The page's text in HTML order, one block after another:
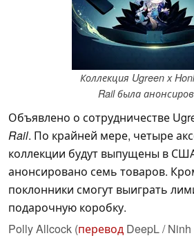
Коллекция Ugreen x
Rail была
Объявлено о сотрудничестве
Rail. По крайней мере, четыре
коллекции будут выпущены в
анонсировано семь товаров.
поклонники смогут выиграть
подарочную коробку.
Polly Allcock (перевод DeepL / Ninh